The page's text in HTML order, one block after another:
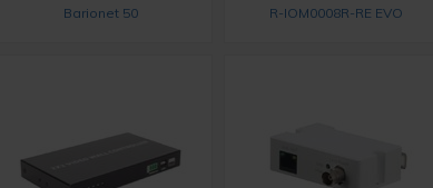
Barionet 50 R-IOM0008R-RE EVO